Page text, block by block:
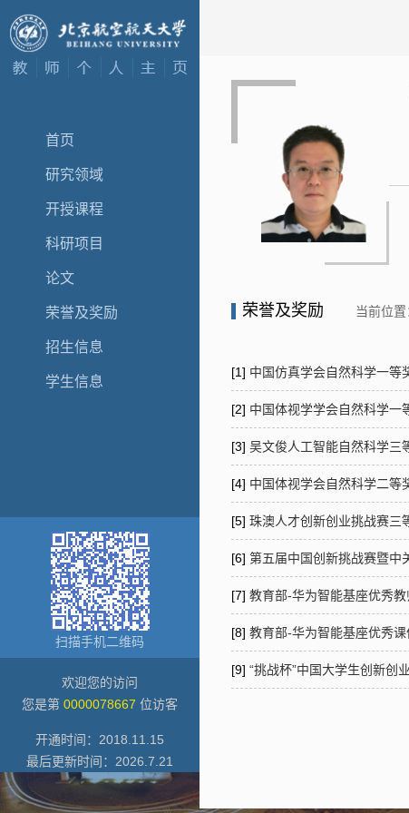
首页
研究领域
开授课程
科研项目
论文
荣誉及奖励
招生信息
学生信息
扫描手机二维码
欢迎您的访问
您是第 0000078667 位访客
开通时间： 2018 11 15
最后更新时间： 2026 7 21
荣誉及奖励 当前位置
[1] 中国仿真学会自然科学一等
[2] 中国体视学学会自然科学一
[3] 吴文俊人工智能自然科学三
[4] 中国体视学会自然科学二等
[5] 珠澳人才创新创业挑战赛三
[6] 第五届中国创新挑战赛暨中
[7] 教育部-华为智能基座优秀教
[8] 教育部-华为智能基座优秀课
[9] “挑战杯”中国大学生创新创